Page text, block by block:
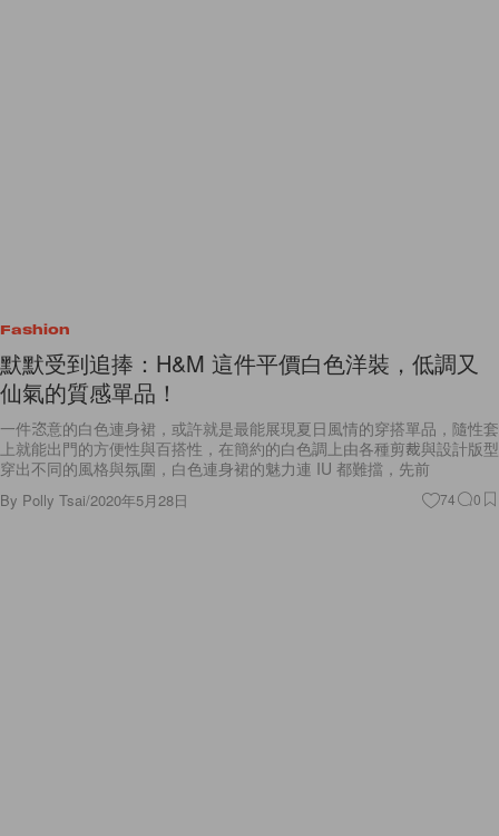
默默受到追捧：H&M 這件平價白色洋裝，低調又
仙氣的質感單品！
一件恣意的白色連身裙，或許就是最能展現夏日風情的穿搭單品，隨性套
穿出不同的風格與氛圍，白色連身裙的魅力連 IU 都難擋，先前
ByPolly Tsai/2020年5月28日